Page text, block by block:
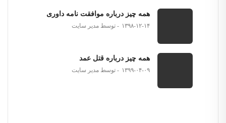
همه چیز درباره موافقت نامه داوری
۱۳۹۸-۱۲-۱۴ توسط مدیر سایت
همه چیز درباره قتل عمد
۱۳۹۹-۰۴-۰۹ توسط مدیر سایت